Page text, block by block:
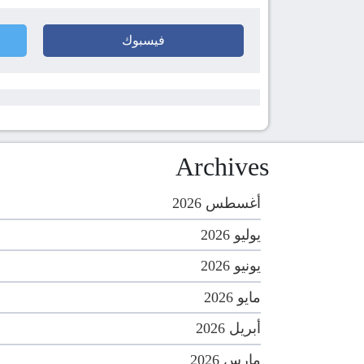
فيسبوك
Archives
أغسطس 2026
يوليو 2026
يونيو 2026
مايو 2026
أبريل 2026
مارس 2026